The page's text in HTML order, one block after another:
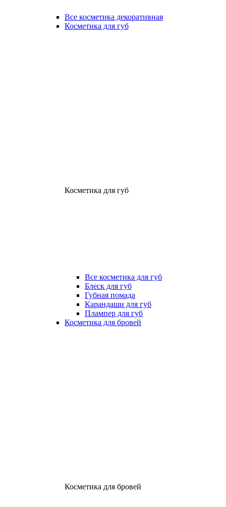
Все косметика декоративная
Косметика для губ
Косметика для губ
Все косметика для губ
Блеск для губ
Губная помада
Карандаши для губ
Плампер для губ
Косметика для бровей
Косметика для бровей